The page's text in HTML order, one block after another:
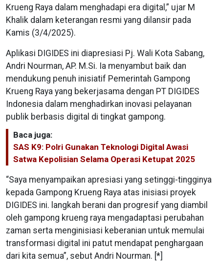
Krueng Raya dalam menghadapi era digital,” ujar M
Khalik dalam keterangan resmi yang dilansir pada
Kamis (3/4/2025).
Aplikasi DIGIDES ini diapresiasi Pj. Wali Kota Sabang,
Andri Nourman, AP. M.Si. Ia menyambut baik dan
mendukung penuh inisiatif Pemerintah Gampong
Krueng Raya yang bekerjasama dengan PT DIGIDES
Indonesia dalam menghadirkan inovasi pelayanan
publik berbasis digital di tingkat gampong.
Baca juga:
SAS K9: Polri Gunakan Teknologi Digital Awasi
Satwa Kepolisian Selama Operasi Ketupat 2025
“Saya menyampaikan apresiasi yang setinggi-tingginya
kepada Gampong Krueng Raya atas inisiasi proyek
DIGIDES ini. langkah berani dan progresif yang diambil
oleh gampong krueng raya mengadaptasi perubahan
zaman serta menginisiasi keberanian untuk memulai
transformasi digital ini patut mendapat penghargaan
dari kita semua”, sebut Andri Nourman. [*]